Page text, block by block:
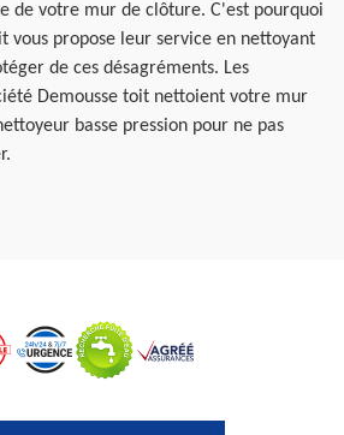
de votre mur de clôture. C'est pourquoi
vous propose leur service en nettoyant
de ces désagréments. Les
Demousse toit nettoient votre mur
basse pression pour ne pas